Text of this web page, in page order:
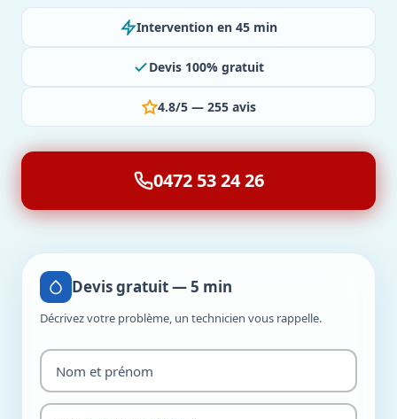
Intervention en 45 min
Devis 100% gratuit
4.8/5 — 255 avis
0472 53 24 26
Devis gratuit — 5 min
Décrivez votre problème, un technicien vous rappelle.